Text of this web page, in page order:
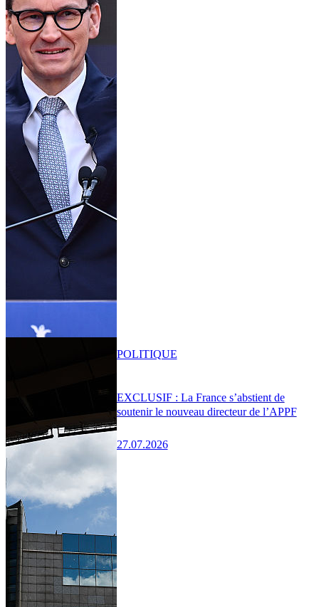
EXCLUSIF : La France s’abstient de
soutenir le nouveau directeur de l’APPF
27.07.2026
POLITIQUE